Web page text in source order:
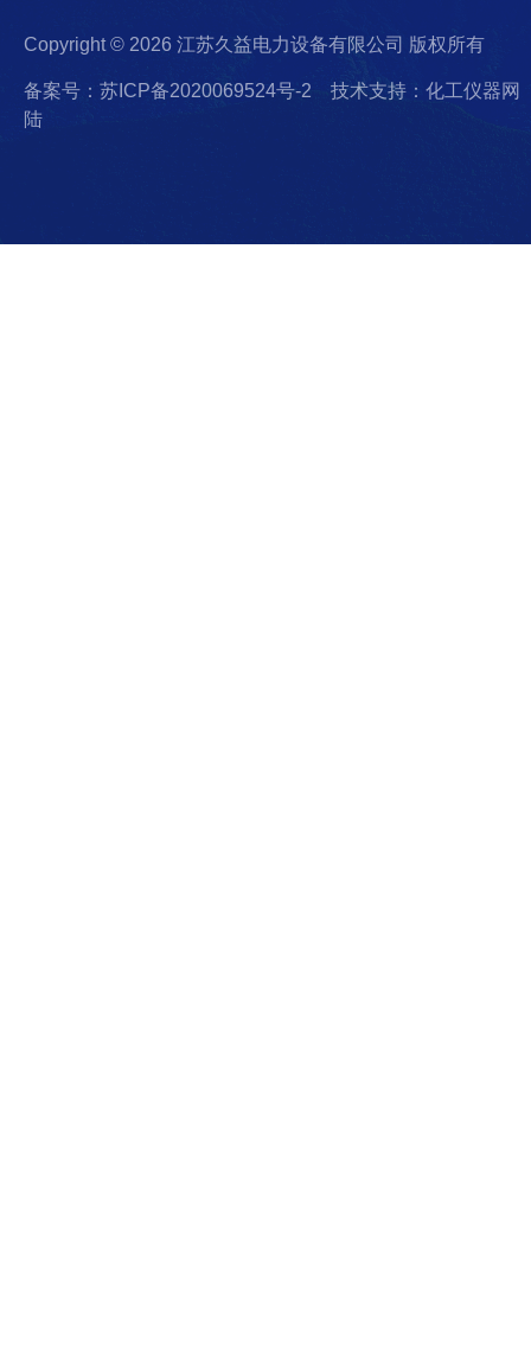
Copyright © 2026 江苏久益电力设备有限公司 版权所有
备案号：苏ICP备2020069524号-2
技术支持：化工仪器网
陆